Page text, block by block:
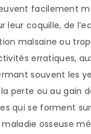
facilement
leur coquille, de
malsaine ou
erratiques,
souvent les
perte ou au gain
qui se forment
maladie osseuse